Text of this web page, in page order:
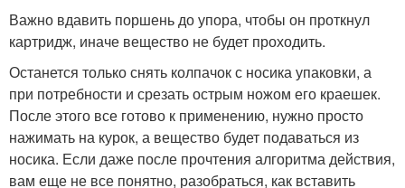
Важно вдавить поршень до упора, чтобы он проткнул
картридж, иначе вещество не будет проходить.
Останется только снять колпачок с носика упаковки, а
при потребности и срезать острым ножом его краешек.
После этого все готово к применению, нужно просто
нажимать на курок, а вещество будет подаваться из
носика. Если даже после прочтения алгоритма действия,
вам еще не все понятно, разобраться, как вставить